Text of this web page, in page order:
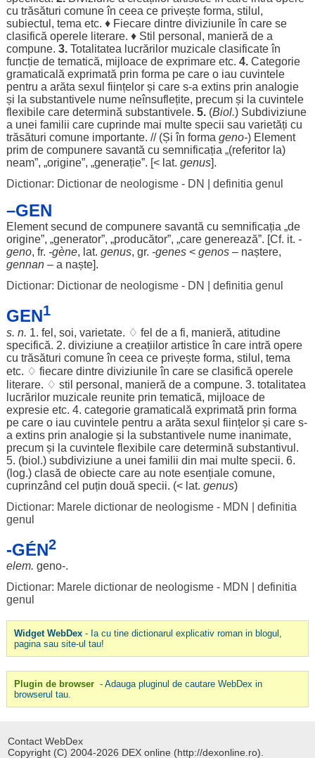
cu trăsături comuneîn ceea ce privește forma, stilul ,
subiectul , tema etc. ♦ Fiecare dintre diviziunileîn care se
clasifică operele literare. ♦ Stil personal , manieră de a
compune. 3. Totalitatea lucrărilor muzicale clasificateîn
funcțiede tematică, mijloacede exprimareetc. 4. Categorie
gramaticală exprimată prin forma pe care o iau cuvintele
pentru a arăta sexul ființelorși care s-a extinsprin analogie
și la substantivele nume neînsuflețite, precumși la cuvintele
flexibilecare determină substantivele. 5.(Biol.) Subdiviziune
a unei familii care cuprindemai multe specii sau varietăți cu
trăsături comune importante. // (Și în forma geno-) Element
primde compunere savantă cu semnificația „(referitorla)
neam”, „origine”, „generație”. [< lat. genus].
Dictionar: Dictionar de neologisme - DN
definitia genul
–GEN
Element secund de compunere savantă cu semnificația „de
origine”, „generator”, „producător”, „care generează”. [Cf. it. -
geno, fr. -gène, lat. genus, gr. -genes< genos– naștere,
gennan– a naște].
Dictionar: Dictionar de neologisme - DN
definitia genul
GEN1
s. n. 1. fel , soi, varietate. ♢ fel de a fi, manieră, atitudine
specifică. 2. diviziunea creațiilor artisticeîn care intră opere
cu trăsături comuneîn ceea ce privește forma, stilul , tema
etc. ♢ fiecare dintre diviziunileîn care se clasifică operele
literare. ♢ stil personal , manieră de a compune. 3. totalitatea
lucrărilor muzicale reuniteprin tematică, mijloacede
expresieetc. 4. categorie gramaticală exprimată prin forma
pe care o iau cuvintele pentru a arăta sexul ființelorși care s-
a extinsprin analogieși la substantivele nume inanimate,
precumși la cuvintele flexibilecare determină substantivul .
5. (biol.) subdiviziunea unei familii din mai multe specii. 6.
(log.) clasă de obiectecare au note esențiale comune,
cuprinzând cel puțin două specii. (< lat. genus)
Dictionar: Marele dictionar de neologisme - MDN
definitia
genul
-GÉN2
elem. geno-.
Dictionar: Marele dictionar de neologisme - MDN
definitia
genul
Widget WebDex- Ia cu tine dictionarul explicativ roman in blogul,
pagina sau site-ul tau!
Plugin de browser - Adauga pluginul de cautare WebDex in
browserul tau.
Contact WebDex
Copyright (C) 2004-2026 DEX online (http://dexonline.ro).